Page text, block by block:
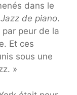
dans le
Jazz de piano.
peur de la
Et ces
sous une
»